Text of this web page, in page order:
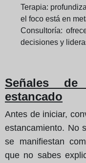
Terapia:
el foco está en
Consultoría:
decisiones y
Señales
estancado
Antes de iniciar,
estancamiento. No
se manifiestan
que no sabes